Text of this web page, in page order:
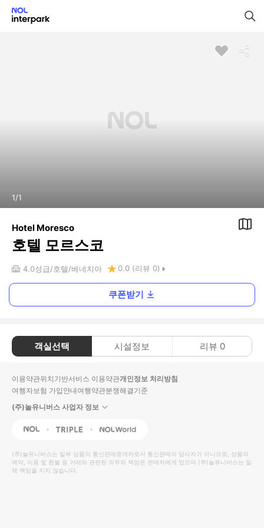
1/1
Hotel Moresco
호텔 모르스코
4.0성급 호텔 베네치아 0.0 (리뷰 0)
쿠폰받기
객실선택 시설정보 리뷰 0
이용약관위치기반서비스 이용약관개인정보 처리방침
여행자보험 가입안내여행약관분쟁해결기준
(주)놀유니버스 사업자 정보
NOL Triple Interpark Global
(주)놀유니버스는 일부 상품의 통신판매중개자로서 통신판매의 당사자가 아니므로, 상품의
예약, 이용 및 환불 등 거래와 관련된 의무와 책임은 판매자에게 있으며 (주)놀유니버스는 일
체 책임을 지지 않습니다.